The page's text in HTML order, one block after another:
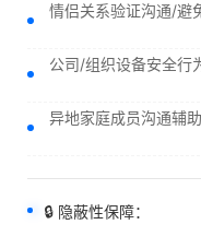
情侣关系验证沟通/避
公司/组织设备安全行
异地家庭成员沟通辅
🔒 隐蔽性保障：